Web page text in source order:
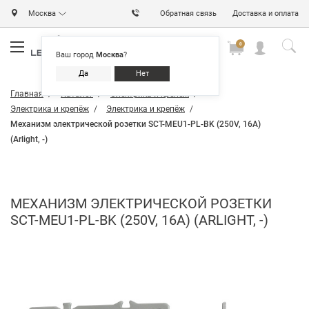
Москва
Ваш город Москва?
Да Нет
Обратная связь Доставка и оплата
0
Главная Каталог
Электрика и крепёж
Электрика и крепёж
Электрика и крепёж
Механизм электрической розетки SCT-MEU1-PL-BK (250V, 16A)
(Arlight, -)
МЕХАНИЗМ ЭЛЕКТРИЧЕСКОЙ РОЗЕТКИ
SCT-MEU1-PL-BK (250V, 16A) (ARLIGHT, -)